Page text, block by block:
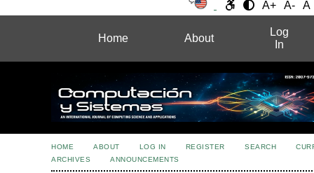
A+ A- A
Home About
Log
In
HOME ABOUT LOG IN REGISTER SEARCH
ARCHIVES
ANNOUNCEMENTS